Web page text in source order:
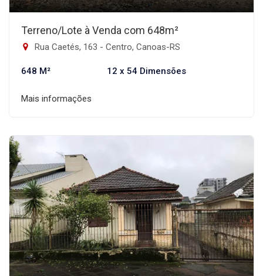
Terreno/Lote à Venda com 648m²
Rua Caetés, 163 - Centro, Canoas-RS
648 M² 12 x 54 Dimensões
Mais informações